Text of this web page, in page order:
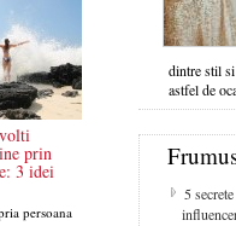
prin
3 idei
persoana
dintre stil
astfel de
5